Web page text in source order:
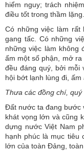
hiểm nguy; trách
điều tốt trong thầm lặng.
Có những việc làm
gang tấc. Có những
những việc làm không
ấm một số phận, mở
đều đáng quý, bởi mỗi
hội bớt lạnh lùng đi,
Thưa các đồng chí, quý
Đất nước ta đang bước
khát vọng lớn và cũng
dựng nước Việt Nam
hạnh phúc là mục tiêu
lớn của toàn Đảng,